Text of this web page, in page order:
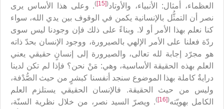
العظماء، أمثال: الأنبياء، والأوتاد(
[15]
). وعلى هذا الأساس يرى
نصر أن التمثُّل بالإنسانية يكمن في الوقوف بين يدي الله، سواء
كنا نعلم بهذا الأمر أو لا. وبناءً على ذلك فإن وجودنا ليس سوى
ردّة فعلنا على الأمر الإلهي بالصيرورة، ووجود الإنسان بحدّ ذاته
هو مجرّد إجابة لله تعالى، والصيرورة إلى إنسانٍ حقيقي يعني
العلم بهذه الحقيقة الأساسية، وهي: مَنْ نحن؟ فإذا لم تكن لدينا
درايةٌ كاملة بهذا الموضوع سنجد أنفسنا كبشرٍ من حيث الصُّدْفة،
وليس من حيث الحقيقة. فالإنسان الحقيقي يستلزم العلم
الكامل بهويّته(
[16]
). ويصرّ السيد نصر، من خلال نظرية السنّة،